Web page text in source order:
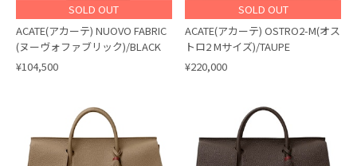
SOLD OUT
ACATE(アカーテ) NUOVO FABRIC​
(ヌーヴォファブリック)/BLACK
¥104,500
SOLD OUT
ACATE(アカーテ) OSTRO2-M(オス
トロ2 Mサイズ)/TAUPE
¥220,000